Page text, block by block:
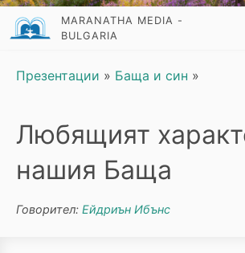
MARANATHA MEDIA -
BULGARIA
Презентации » Баща и син »
Любящият
нашия Баща
Говорител: Ейдриън Ибънс